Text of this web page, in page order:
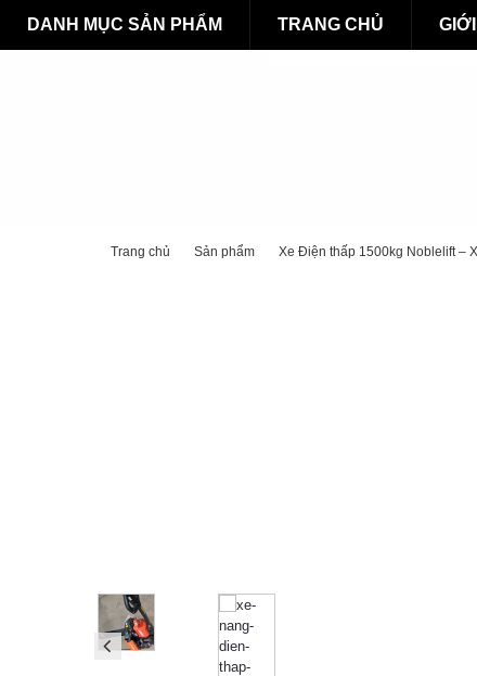
DANH MỤC SẢN PHẨM TRANG CHỦ
Trang chủ Sản phẩm Xe Điện thấp 1500kg Noblelift –